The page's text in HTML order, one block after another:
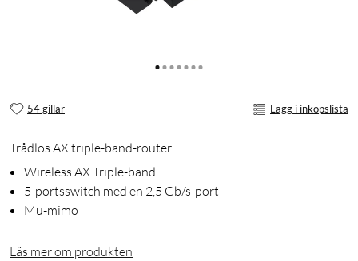
54 gillar Lägg i inköpslista
Trådlös AX triple-band-router
Wireless AX Triple-band
5-portsswitch med en 2,5 Gb/s-port
Mu-mimo
Läs mer om produkten